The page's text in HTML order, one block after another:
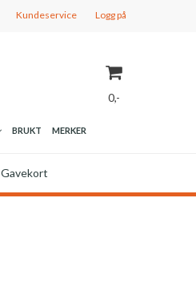
Kundeservice Logg på
0,-
BRUKT MERKER
Gavekort